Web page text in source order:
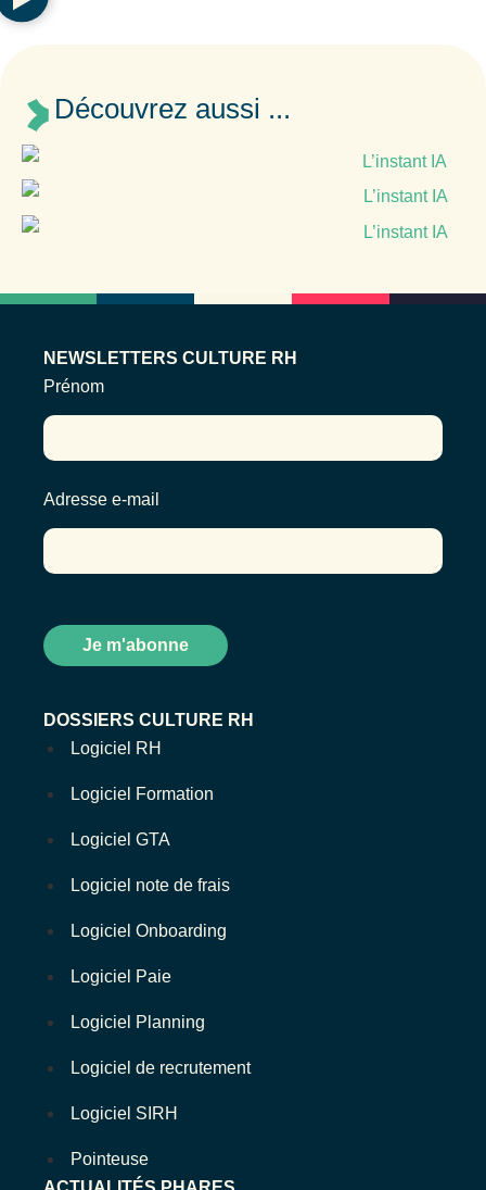
Découvrez aussi ...
DOSSIERS CULTURE RH
Logiciel RH
Logiciel Formation
Logiciel GTA
Logiciel note de frais
Logiciel Onboarding
Logiciel Paie
Logiciel Planning
Logiciel de recrutement
Logiciel SIRH
Pointeuse
NEWSLETTERS CULTURE RH
Prénom
Adresse e-mail